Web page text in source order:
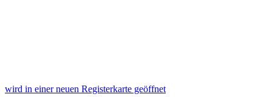
wird in einer neuen Registerkarte geöffnet